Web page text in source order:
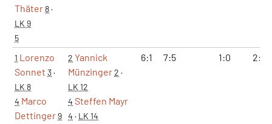
Thäter8·
LK 9
5
1 Lorenzo
Sonnet 3·
LK 8
4 Marco
Dettinger9
2 Yannick
Münzinger2 ·
LK 12
4 Steffen Mayr
4 · LK 14
6:1 7:5 1:0 2:0